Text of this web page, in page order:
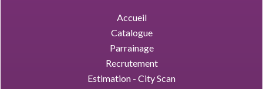
Accueil
Catalogue
Parrainage
Recrutement
Estimation - City Scan